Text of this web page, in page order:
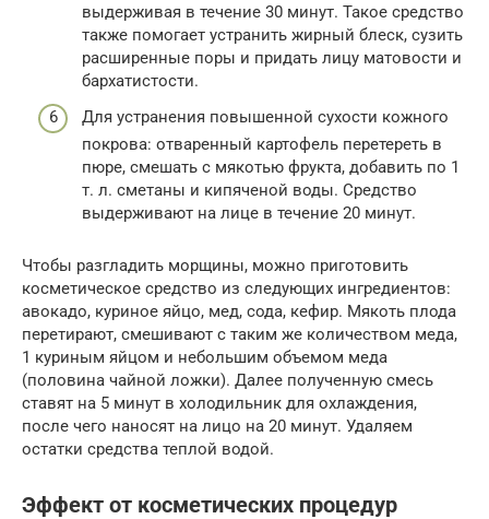
выдерживая в течение 30 минут. Такое средство
также помогает устранить жирный блеск, сузить
расширенные поры и придать лицу матовости и
бархатистости.
Для устранения повышенной сухости кожного
покрова: отваренный картофель перетереть в
пюре, смешать с мякотью фрукта, добавить по 1
т. л. сметаны и кипяченой воды. Средство
выдерживают на лице в течение 20 минут.
Чтобы разгладить морщины, можно приготовить
косметическое средство из следующих ингредиентов:
авокадо, куриное яйцо, мед, сода, кефир. Мякоть плода
перетирают, смешивают с таким же количеством меда,
1 куриным яйцом и небольшим объемом меда
(половина чайной ложки). Далее полученную смесь
ставят на 5 минут в холодильник для охлаждения,
после чего наносят на лицо на 20 минут. Удаляем
остатки средства теплой водой.
Эффект от косметических процедур